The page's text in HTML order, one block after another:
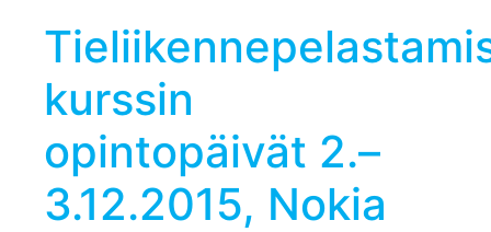
kurssin
opintopäivät 2.–
3.12.2015, Nokia